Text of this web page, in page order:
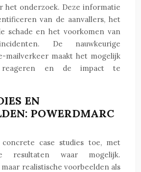
het onderzoek. Deze informatie
van de aanvallers, het
schade en het voorkomen van
De nauwkeurige
mailverkeer maakt het mogelijk
en de impact te
EN
POWERDMARC
case studies toe, met
resultaten waar mogelijk.
realistische voorbeelden als